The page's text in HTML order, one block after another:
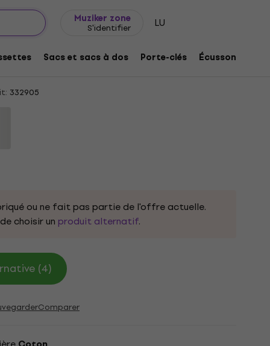
Muziker zone
S'identifier LU
Sacs et sacs à dos Porte-clés Écussons/
Storm Grey XL T-shirt
332905
ou ne fait pas partie de l'offre actuelle.
choisir un produit alternatif.
(4)
Comparer